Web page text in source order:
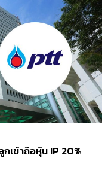
เข้าถือหุ้น IP 20%